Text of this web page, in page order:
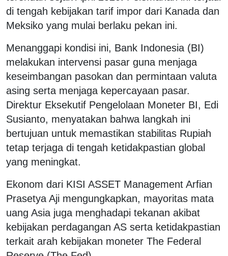
di tengah kebijakan tarif impor dari Kanada dan
Meksiko yang mulai berlaku pekan ini.
Menanggapi kondisi ini, Bank Indonesia (BI)
melakukan intervensi pasar guna menjaga
keseimbangan pasokan dan permintaan valuta
asing serta menjaga kepercayaan pasar.
Direktur Eksekutif Pengelolaan Moneter BI, Edi
Susianto, menyatakan bahwa langkah ini
bertujuan untuk memastikan stabilitas Rupiah
tetap terjaga di tengah ketidakpastian global
yang meningkat.
Ekonom dari KISI ASSET Management Arfian
Prasetya Aji mengungkapkan, mayoritas mata
uang Asia juga menghadapi tekanan akibat
kebijakan perdagangan AS serta ketidakpastian
terkait arah kebijakan moneter The Federal